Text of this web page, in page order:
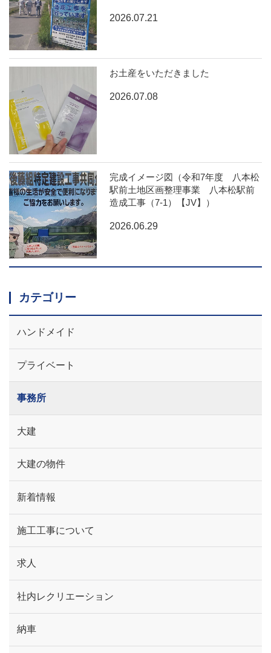
2026.07.21
お土産をいただきました
2026.07.08
完成イメージ図（令和7年度 八本松
駅前土地区画整理事業 八本松駅前
造成工事（7-1）【JV】）
2026.06.29
カテゴリー
ハンドメイド
プライベート
事務所
大建
大建の物件
新着情報
施工工事について
求人
社内レクリエーション
納車